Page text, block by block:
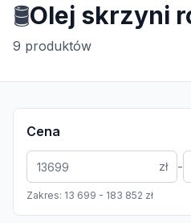
🛢️Olej skrzyni
9 produktów
Cena
zł -
Zakres: 13 699 - 183 852 zł